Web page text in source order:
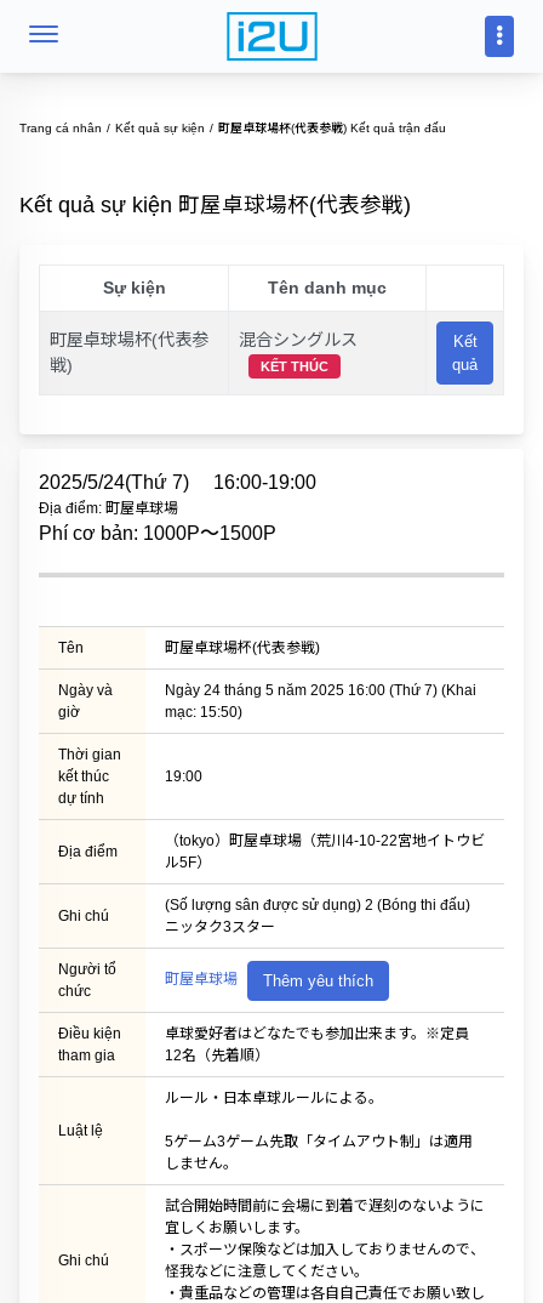
Trang cá nhân Kết quả sự kiện 町屋卓球場杯(代表参戦) Kết quả trận đấu
Kết quả sự kiện 町屋卓球場杯(代表参戦)
Sự kiện Tên danh mục
町屋卓球場杯(代表参
戦)
混合シングルス
KẾT THÚC
Kết
quả
2025/5/24(Thứ 7) 16:00-19:00
Địa điểm: 町屋卓球場
Phí cơ bản: 1000P〜1500P
Tên 町屋卓球場杯(代表参戦)
Ngày và
giờ
Ngày 24 tháng 5 năm 2025 16:00 (Thứ 7) (Khai
mạc: 15:50)
Thời gian
kết thúc
dự tính
19:00
Địa điểm
（tokyo）町屋卓球場（荒川4-10-22宮地イトウビ
ル5F）
Ghi chú
(Số lượng sân được sử dụng) 2 (Bóng thi đấu)
ニッタク3スター
Người tổ
chức
町屋卓球場 Thêm yêu thích
Điều kiện
tham gia
卓球愛好者はどなたでも参加出来ます。※定員
12名（先着順）
Luật lệ
ルール・日本卓球ルールによる。
5ゲーム3ゲーム先取「タイムアウト制」は適用
しません。
Ghi chú
試合開始時間前に会場に到着で遅刻のないように
宜しくお願いします。
・スポーツ保険などは加入しておりませんので、
怪我などに注意してください。
・貴重品などの管理は各自自己責任でお願い致し